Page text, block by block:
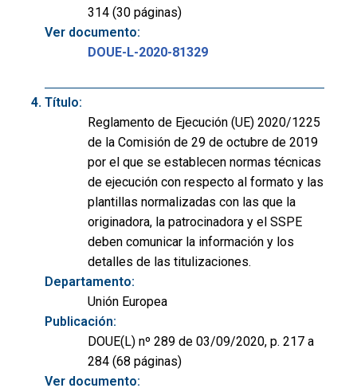
314 (30 páginas)
Ver documento:
DOUE-L-2020-81329
Título:
Reglamento de Ejecución (UE) 2020/1225
de la Comisión de 29 de octubre de 2019
por el que se establecen normas técnicas
de ejecución con respecto al formato y las
plantillas normalizadas con las que la
originadora, la patrocinadora y el SSPE
deben comunicar la información y los
detalles de las titulizaciones.
Departamento:
Unión Europea
Publicación:
DOUE(L) nº 289 de 03/09/2020, p. 217 a
284 (68 páginas)
Ver documento: